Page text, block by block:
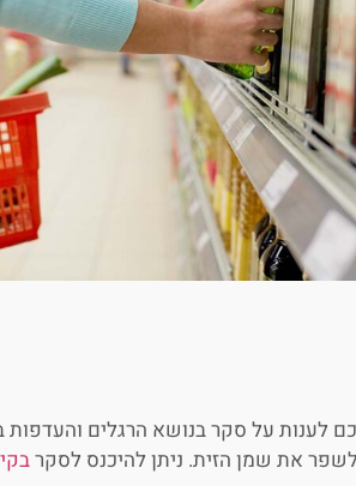
לענות על סקר בנושא הרגלים
לשפר את שמן הזית. ניתן להיכנס לסקר